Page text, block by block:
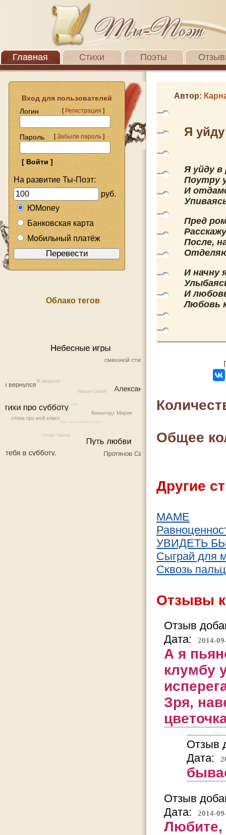
Главная Стихи Поэты
Вход для пользователей
Логин
[Регистрация]
Пароль [Забыли пароль]
На развитие Ты-Поэт:
руб.
ЮMoney
Банковская карта
Мобильный платёж
Облако тегов
Автор:
Я
Я уйду в
Поутру
И
Пред
После,
И начну
И
Любовь
Общее
Другие
МАМЕ
УВИДЕТЬ
Сыграй для
Сквозь
Отзывы
Отзыв
Дата:
2014-
А я
клумбу
Зря,
Отзыв
Дата:
Отзыв
Дата:
2014-
Любите,